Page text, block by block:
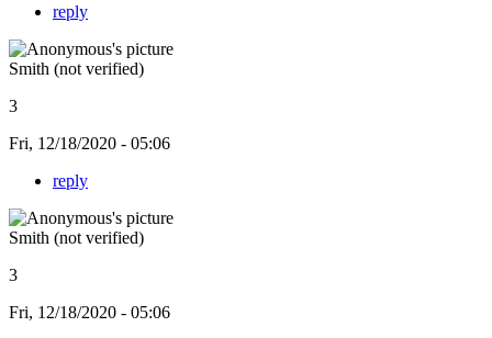
reply
Smith (not verified)
3
Fri, 12/18/2020 - 05:06
reply
Smith (not verified)
3
Fri, 12/18/2020 - 05:06